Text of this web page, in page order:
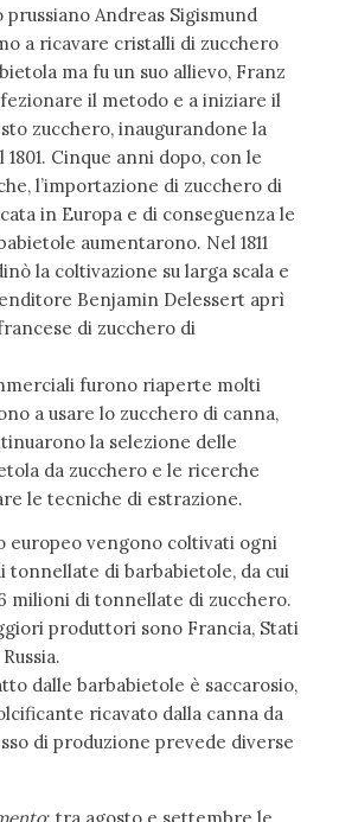
prussiano Andreas Sigismund
a ricavare cristalli di zucchero
ma fu un suo allievo, Franz
il metodo e a iniziare il
zucchero, inaugurandone la
Cinque anni dopo, con le
l’importazione di zucchero di
in Europa e di conseguenza le
aumentarono. Nel 1811
la coltivazione su larga scala e
Benjamin Delessert aprì
di zucchero di
furono riaperte molti
a usare lo zucchero di canna,
la selezione delle
da zucchero e le ricerche
le tecniche di estrazione.
europeo vengono coltivati ogni
tonnellate di barbabietole, da cui
milioni di tonnellate di zucchero.
produttori sono Francia, Stati
dalle barbabietole è saccarosio,
ricavato dalla canna da
di produzione prevede diverse
: tra agosto e settembre le